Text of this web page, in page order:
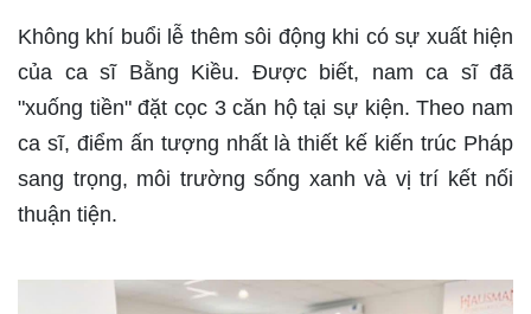
Không khí buổi lễ thêm sôi động khi có sự xuất hiện
của ca sĩ Bằng Kiều. Được biết, nam ca sĩ đã
"xuống tiền" đặt cọc 3 căn hộ tại sự kiện. Theo nam
ca sĩ, điểm ấn tượng nhất là thiết kế kiến trúc Pháp
sang trọng, môi trường sống xanh và vị trí kết nối
thuận tiện.